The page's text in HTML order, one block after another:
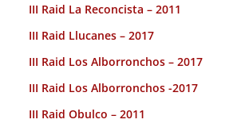
III Raid La Reconcista – 2011
III Raid Llucanes – 2017
III Raid Los Alborronchos – 2017
III Raid Los Alborronchos -2017
III Raid Obulco – 2011